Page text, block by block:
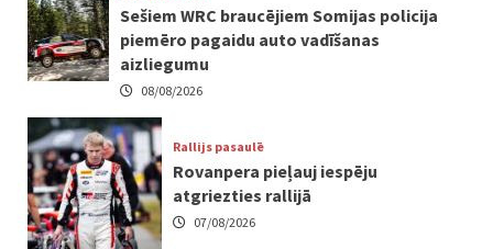
Sešiem WRC braucējiem Somijas policija
piemēro pagaidu auto vadīšanas
aizliegumu
08/08/2026
Rallijs pasaulē
Rovanpera pieļauj iespēju
atgriezties rallijā
07/08/2026